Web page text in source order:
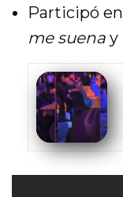
Participó en
me suena y